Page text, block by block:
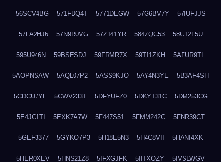
56SCV4BG 571FDQ4T 5771DEGW 57G6BV7Y 57IUFJJS
57LA2HJ6 57N9R0VG 57Z141YR 584ZQC53 58G12L5U
595U946N 59BSESDJ 59FRMR7X 59T11ZKH 5AFUR9TL
5AOPNSAW 5AQL07P2 5ASS9KJO 5AY4N3YE 5B3AF4SH
5CDCU7YL 5CWV233T 5DFYUFZ0 5DKYT31C 5DM253CG
5E4JC1TI 5EXK7A7W 5F447S51 5FMM242C 5FNR39CT
5GEF3377 5GYKO7P3 5H18E5N3 5H4C8VII 5HANI4XK
5HER0XEV 5HNS21Z8 5IFXGJFK 5IITXOZY 5IVSLWGV